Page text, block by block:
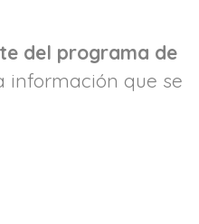
del programa de
información que se